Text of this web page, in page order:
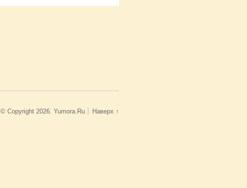
© Copyright 2026. Yumora.Ru Наверх ↑